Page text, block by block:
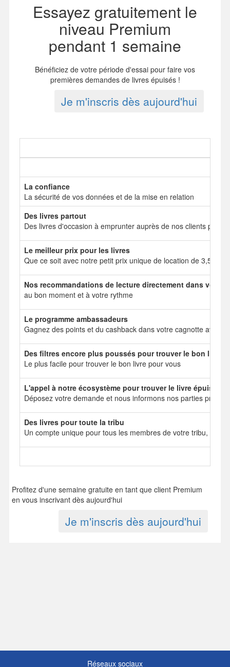
Essayez gratuitement le
niveau Premium
pendant 1 semaine
Bénéficiez de votre période d'essai pour faire vos
premières demandes de livres épuisés !
Je m'inscris dès aujourd'hui
La confiance
La sécurité de vos données et de la mise en relation
Des livres partout
Des livres d'occasion à emprunter auprès de nos clients
Le meilleur prix pour les livres
Que ce soit avec notre petit prix unique de location de 3,50
Nos recommandations de lecture directement dans votre
au bon moment et à votre rythme
Le programme ambassadeurs
Gagnez des points et du cashback dans votre cagnotte avec
Des filtres encore plus poussés pour trouver le bon livre
Le plus facile pour trouver le bon livre pour vous
L'appel à notre écosystème pour trouver le livre épuisé
Déposez votre demande et nous informons nos parties
Des livres pour toute la tribu
Un compte unique pour tous les membres de votre tribu, mais
Profitez d'une semaine gratuite en tant que client Premium
en vous inscrivant dès aujourd'hui
Je m'inscris dès aujourd'hui
Réseaux sociaux